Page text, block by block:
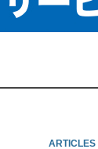
ARTICLES